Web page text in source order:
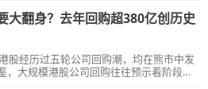
大翻身？去年回购超380亿创历史
股经历过五轮公司回购潮，均在熊市中发
，大规模港股公司回购往往预示着阶段性